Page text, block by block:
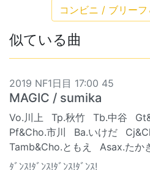
コンビニ / ブリーフ
似ている曲
2019 NF1日目 17:00 45
MAGIC / sumika
Vo.川上 Tp.秋竹 Tb.中谷
Pf&Cho.市川
Ba.いけだ
Tamb&Cho.ともえ
Asax.たか
ﾀﾞﾝｽ!ﾀﾞﾝｽ!ﾀﾞﾝｽ!ﾀﾞﾝｽ!